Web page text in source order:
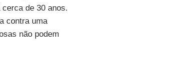
de 30 anos.
contra uma
não podem